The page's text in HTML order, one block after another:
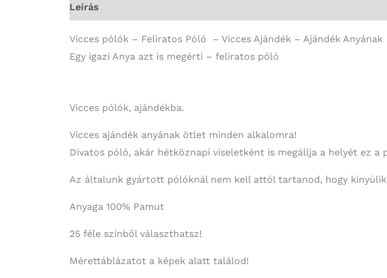
Leírás
Vicces pólók – Feliratos Póló – Vicces Ajándék – Ajándék Anyának
Egy igazi Anya azt is megérti – feliratos póló
Vicces pólók, ajándékba.
Vicces ajándék anyának ötlet minden alkalomra!
Divatos póló, akár hétköznapi viseletként is megállja a helyét ez a
Az általunk gyártott pólóknál nem kell attól tartanod, hogy kinyúlik
Anyaga 100% Pamut
25 féle színből választhatsz!
Mérettáblázatot a képek alatt találod!